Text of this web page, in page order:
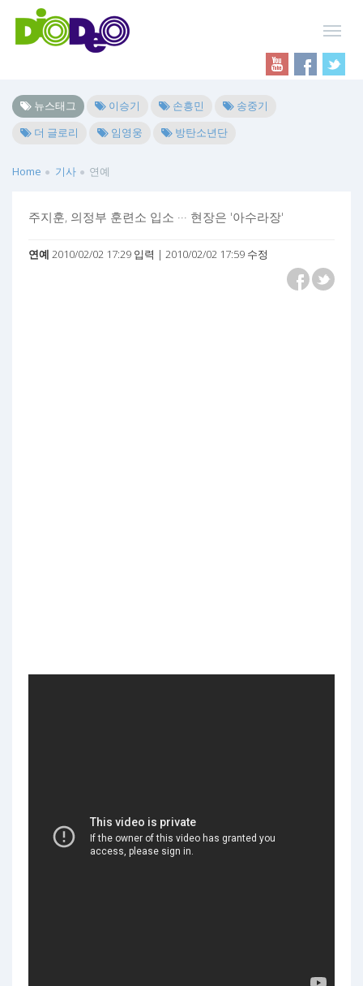
뉴스태그 이승기 손흥민
송중기
더 글로리
임영웅 방탄소년단
Home 기사 연예
주지훈, 의정부 훈련소 입소 ··· 현장은 '아수라장'
연예 2010/02/02 17:29 입력 | 2010/02/02 17:59 수정